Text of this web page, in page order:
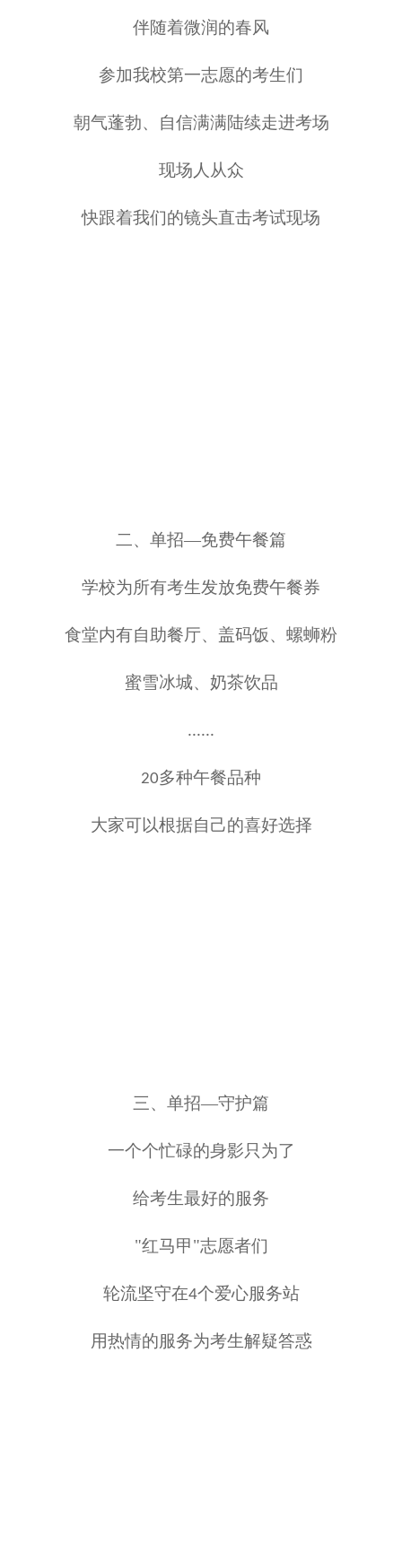
伴随着微润的春风
参加我校第一志愿的考生们
朝气蓬勃、自信满满陆续走进考场
现场人从众
快跟着我们的镜头直击考试现场
二、 单招—免费午餐篇
学校为所有考生发放免费午餐券
食堂内有自助餐厅、盖码饭、螺蛳粉
蜜雪冰城、奶茶饮品
......
20多种午餐品种
大家可以根据自己的喜好选择
三、 单招—守护篇
一个个忙碌的身影只为了
给考生最好的服务
"红马甲"志愿者们
轮流坚守在4个爱心服务站
用热情的服务为考生解疑答惑